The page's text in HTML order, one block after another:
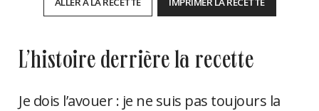
l’histoire derrière la recette
Je dois l’avouer : je ne suis pas toujours la